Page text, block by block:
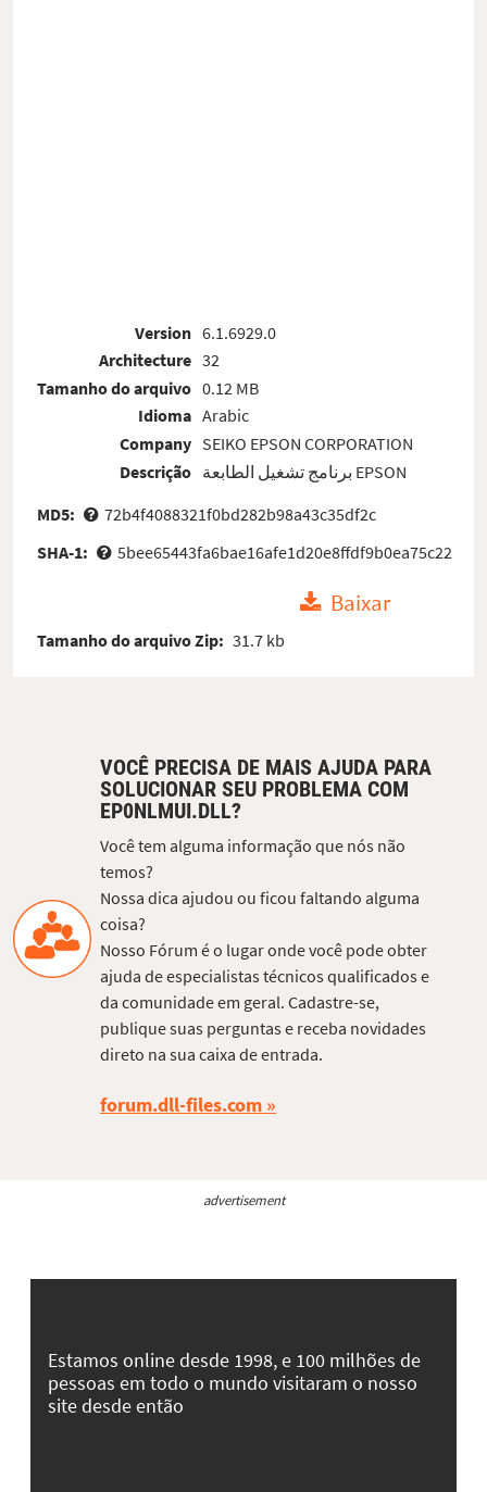
Version
Architecture
Tamanho do arquivo
Idioma
Company
Descrição
6.1.6929.0
32
0.12 MB
Arabic
SEIKO EPSON CORPORATION
برنامج تشغيل الطابعة EPSON
MD5:
72b4f4088321f0bd282b98a43c35df2c
SHA-1:
5bee65443fa6bae16afe1d20e8ffdf9b0ea75c22
Baixar
Tamanho do arquivo Zip: 31.7 kb
VOCÊ PRECISA DE MAIS AJUDA PARA
SOLUCIONAR SEU PROBLEMA COM
EP0NLMUI.DLL?
Você tem alguma informação que nós não
temos?
Nossa dica ajudou ou ficou faltando alguma
coisa?
Nosso Fórum é o lugar onde você pode obter
ajuda de especialistas técnicos qualificados e
da comunidade em geral. Cadastre-se,
publique suas perguntas e receba novidades
direto na sua caixa de entrada.
forum.dll-files.com
advertisement
Estamos online desde 1998, e 100 milhões de
pessoas em todo o mundo visitaram o nosso
site desde então